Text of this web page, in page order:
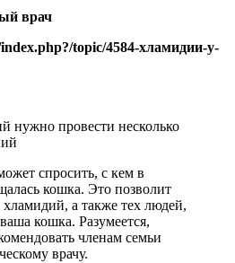
врач
topic/4584-хламидии-у-
нужно провести несколько
спросить, с кем в
кошка. Это позволит
хламидий, а также тех людей,
кошка. Разумеется,
членам семьи
врачу.